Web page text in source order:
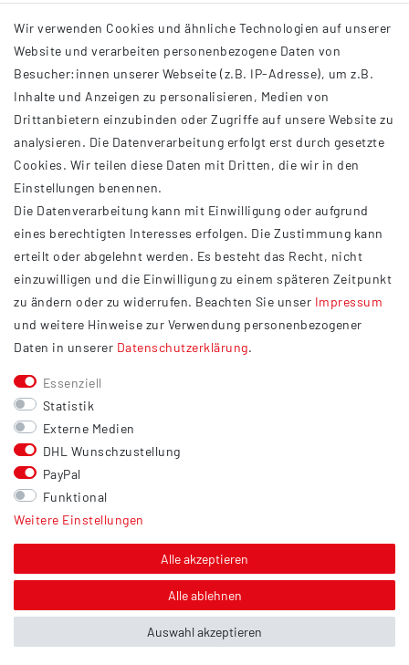
INFORMATIONEN
AGB
Impressum
Datenschutzerklärung
Widerrufsrecht
Barrierefreiheit
Service
Kontakt
Versand
Zahlung
Vertrag widerrufen
Sonstiges
Hinweis zur Entsorgung von Altbatterien & Altöl
Über uns
Wir verwenden Cookies und ähnliche Technologien auf unserer
Website und verarbeiten personenbezogene Daten von
Besucher:innen unserer Webseite (z.B. IP-Adresse), um z.B.
Inhalte und Anzeigen zu personalisieren, Medien von
Drittanbietern einzubinden oder Zugriffe auf unsere Website zu
analysieren. Die Datenverarbeitung erfolgt erst durch gesetzte
Cookies. Wir teilen diese Daten mit Dritten, die wir in den
Einstellungen benennen.
Die Datenverarbeitung kann mit Einwilligung oder aufgrund
eines berechtigten Interesses erfolgen. Die Zustimmung kann
erteilt oder abgelehnt werden. Es besteht das Recht, nicht
einzuwilligen und die Einwilligung zu einem späteren Zeitpunkt
zu ändern oder zu widerrufen. Beachten Sie unser Impressum
und weitere Hinweise zur Verwendung personenbezogener
Daten in unserer Daten­schutz­erklärung.
Essenziell
Statistik
Externe Medien
DHL Wunschzustellung
PayPal
Funktional
Weitere Einstellungen
Alle akzeptieren
Alle ablehnen
Auswahl akzeptieren